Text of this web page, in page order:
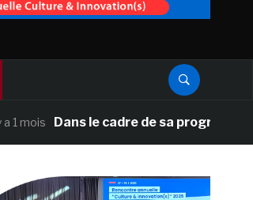
Dans le cadre de sa programmation